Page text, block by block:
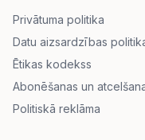
Privātuma politika
Datu aizsardzības
Ētikas kodekss
Abonēšanas un
Politiskā reklāma